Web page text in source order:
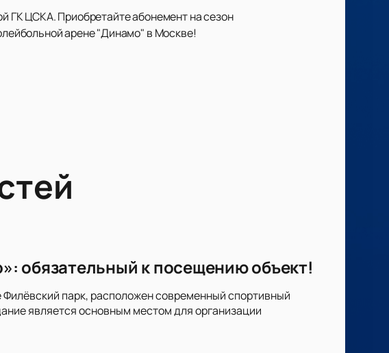
ГК ЦСКА. Приобретайте абонемент на сезон
арене "Динамо" в Москве!
обязательный к посещению объект!
парк, расположен современный спортивный
является основным местом для организации